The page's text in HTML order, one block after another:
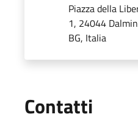
Piazza della
1, 24044
BG, Italia
Contatti